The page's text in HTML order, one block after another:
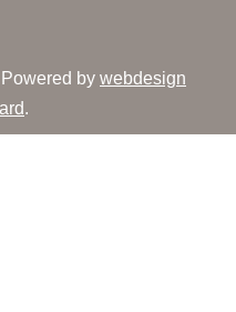
by webdesign
.